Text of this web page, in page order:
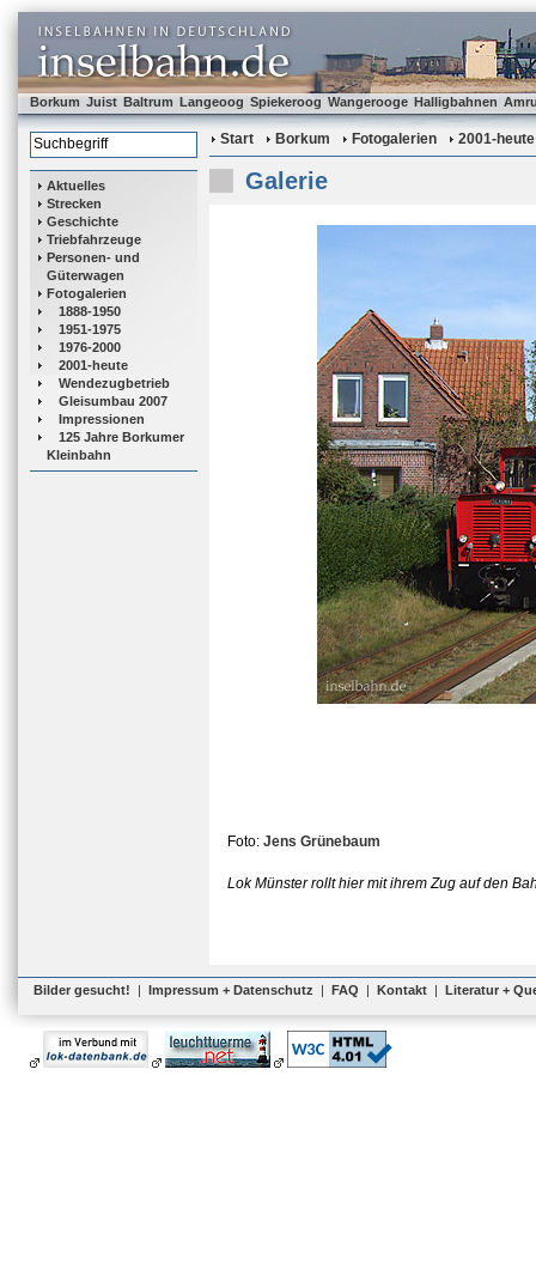
Borkum Juist Baltrum Langeoog Spiekeroog Wangerooge Halligbahnen
Aktuelles
Strecken
Geschichte
Triebfahrzeuge
Personen- und
Güterwagen
Fotogalerien
1888-1950
1951-1975
1976-2000
2001-heute
Wendezugbetrieb
Gleisumbau 2007
Impressionen
125 Jahre Borkumer
Kleinbahn
Start Borkum Fotogalerien 2001-heute
Galerie
Foto: Jens Grünebaum
Lok Münster rollt hier mit ihrem Zug auf den
Bilder gesucht! | Impressum + Datenschutz | FAQ | Kontakt | Literatur +